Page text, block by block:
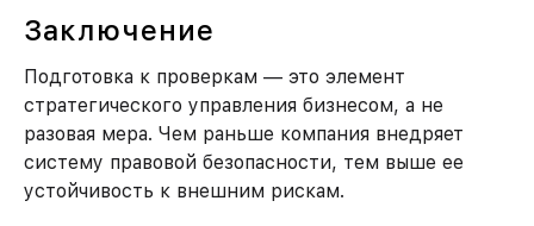
Заключение
Подготовка к проверкам — это элемент
стратегического управления бизнесом, а не
разовая мера. Чем раньше компания внедряет
систему правовой безопасности, тем выше ее
устойчивость к внешним рискам.